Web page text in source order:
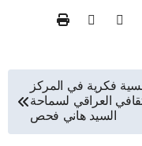
فكرية في المركز
العراقي لسماحة
السيد هاني فحص